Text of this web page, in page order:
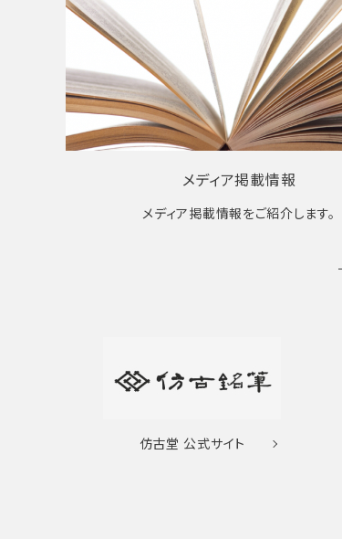
メディア掲載情報
メディア掲載情報をご紹介します。
仿古堂 公式サイト